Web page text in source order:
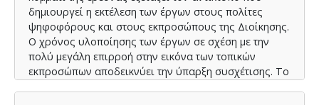
δημιουργεί η εκτέλεση των έργων στους πολίτες
ψηφοφόρους και στους εκπροσώπους της Διοίκησης.
Ο χρόνος υλοποίησης των έργων σε σχέση με την
πολύ μεγάλη επιρροή στην εικόνα των τοπικών
εκπροσώπων αποδεικνύει την ύπαρξη συσχέτισης. Το